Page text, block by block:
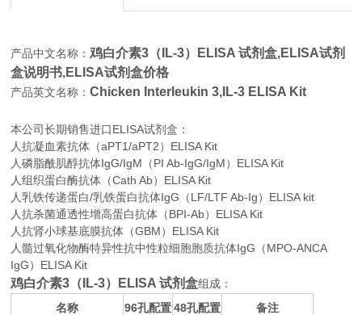
产品中文名称： 鸡白介素3（IL-3）ELISA 试剂盒,ELISA试剂
盒说明书,ELISA试剂盒价格
产品英文名称：Chicken Interleukin 3,IL-3 ELISA Kit
本公司长期销售进口ELISA试剂盒：
人抗凝血素抗体（aPT1/aPT2）ELISA Kit
人磷脂酰肌醇抗体IgG/IgM（PI Ab-IgG/IgM）ELISA Kit
人组织蛋白酶抗体（Cath Ab）ELISA Kit
人乳铁传递蛋白/乳铁蛋白抗体IgG（LF/LTF Ab-Ig）ELISA kit
人抗杀菌通透性增高蛋白抗体（BPI-Ab）ELISA Kit
人抗肾小球基底膜抗体（GBM）ELISA Kit
人髓过氧化物酶特异性抗中性粒细胞胞质抗体IgG（MPO-ANCA
IgG）ELISA Kit
鸡白介素3（IL-3）ELISA 试剂盒组成：
名称
96孔配置 48孔配置 备注